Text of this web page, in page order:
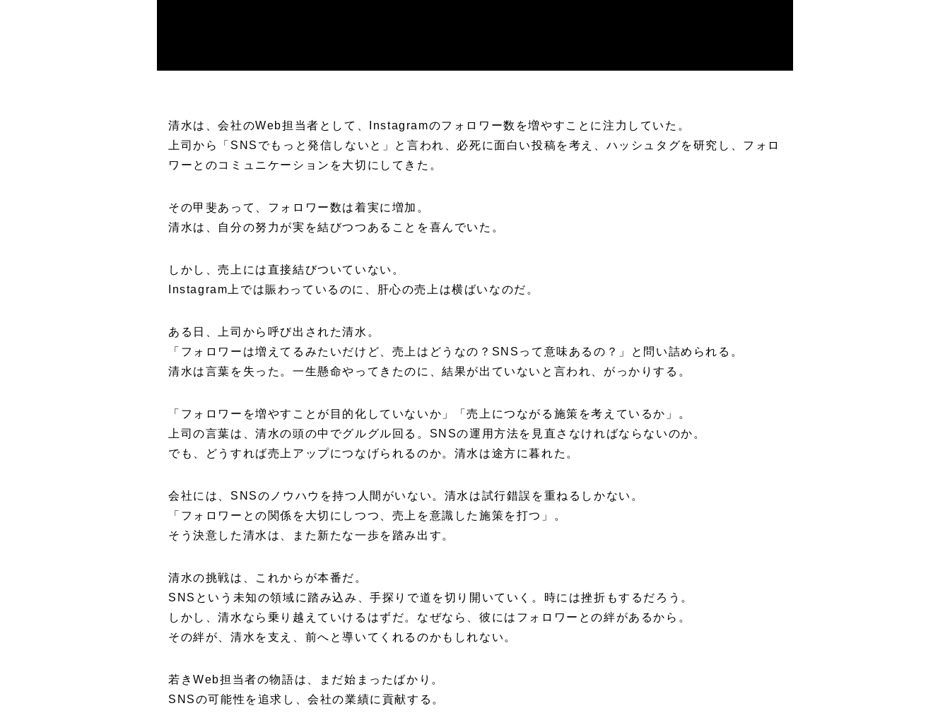
清水は、会社のWeb担当者として、Instagramのフォロワー数を増やすことに注力していた。
上司から「SNSでもっと発信しないと」と言われ、必死に面白い投稿を考え、ハッシュタグを研究し、フォロ
ワーとのコミュニケーションを大切にしてきた。
その甲斐あって、フォロワー数は着実に増加。
清水は、自分の努力が実を結びつつあることを喜んでいた。
しかし、売上には直接結びついていない。
Instagram上では賑わっているのに、肝心の売上は横ばいなのだ。
ある日、上司から呼び出された清水。
「フォロワーは増えてるみたいだけど、売上はどうなの？SNSって意味あるの？」と問い詰められる。
清水は言葉を失った。一生懸命やってきたのに、結果が出ていないと言われ、がっかりする。
「フォロワーを増やすことが目的化していないか」「売上につながる施策を考えているか」。
上司の言葉は、清水の頭の中でグルグル回る。SNSの運用方法を見直さなければならないのか。
でも、どうすれば売上アップにつなげられるのか。清水は途方に暮れた。
会社には、SNSのノウハウを持つ人間がいない。清水は試行錯誤を重ねるしかない。
「フォロワーとの関係を大切にしつつ、売上を意識した施策を打つ」。
そう決意した清水は、また新たな一歩を踏み出す。
清水の挑戦は、これからが本番だ。
SNSという未知の領域に踏み込み、手探りで道を切り開いていく。時には挫折もするだろう。
しかし、清水なら乗り越えていけるはずだ。なぜなら、彼にはフォロワーとの絆があるから。
その絆が、清水を支え、前へと導いてくれるのかもしれない。
若きWeb担当者の物語は、まだ始まったばかり。
SNSの可能性を追求し、会社の業績に貢献する。